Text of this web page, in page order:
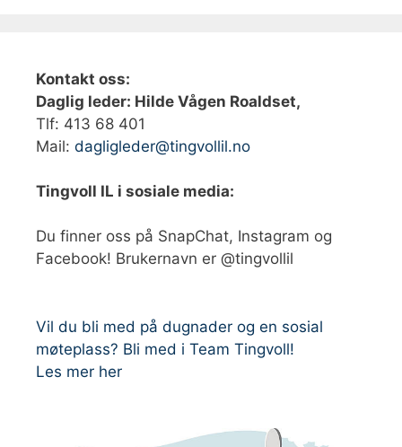
Kontakt oss:
Daglig leder: Hilde Vågen Roaldset,
Tlf: 413 68 401‬
Mail: dagligleder@tingvollil.no
Tingvoll IL i sosiale media:
Du finner oss på SnapChat, Instagram og
Facebook! Brukernavn er @tingvollil
Vil du bli med på dugnader og en sosial
møteplass? Bli med i Team Tingvoll!
Les mer her